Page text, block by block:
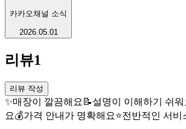
카카오채널 소식
2026.05.01
리뷰1
리뷰 작성
✨매장이 깔끔해요 📝설명이 이해하기 쉬워
요💰가격 안내가 명확해요⭐전반적인 서비